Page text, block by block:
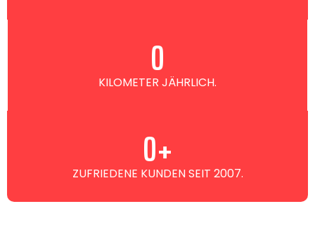
KILOMETER JÄHRLICH.
0
ZUFRIEDENE KUNDEN SEIT 2007.
0+